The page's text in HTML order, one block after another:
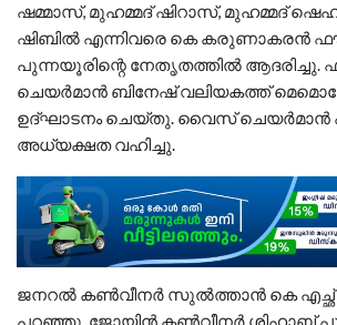
ഷമ്മാസ്, മുഹമ്മദ് ഷിറാസ്, മുഹമ്മദ്
ഷിബിൽ എന്നിവരെ കെ കരുണാകരൻ
പുന്നയൂരിന്റെ നേതൃതത്തിൽ ആദരിച്ചു.
ചെയർമാൻ ബിനേഷ് വലിയകത്ത്
ഉദ്ഘാടനം ചെയ്തു. വൈസ് ചെയർമാൻ
അധ്യക്ഷത വഹിച്ചു.
ജനറൽ കൺവീനർ സുൽത്താൻ കെ എച്ഛ്
പറഞ്ഞു. ജോയിൻ കൺവീനർ ശിഹാബ്